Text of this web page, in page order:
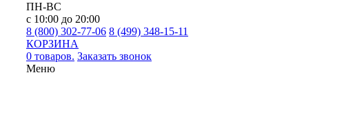
ПН-ВС
с 10:00 до 20:00
8 (800) 302-77-06 8 (499) 348-15-11
КОРЗИНА
0 товаров. Заказать звонок
Меню